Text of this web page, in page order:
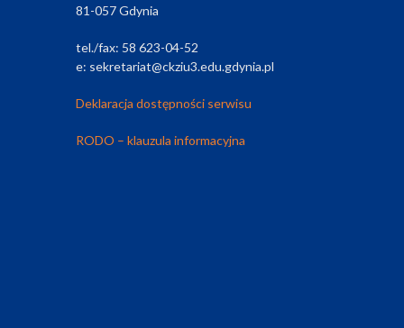
81-057 Gdynia
tel./fax: 58 623-04-52
e: sekretariat@ckziu3.edu.gdynia.pl
Deklaracja dostępności serwisu
RODO – klauzula informacyjna